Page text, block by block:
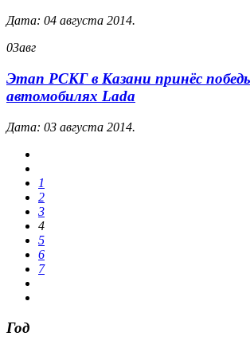
Дата: 04 августа 2014.
03авг
Этап РСКГ в Казани принёс
автомобилях Lada
Дата: 03 августа 2014.
1
2
3
4
5
6
7
Год